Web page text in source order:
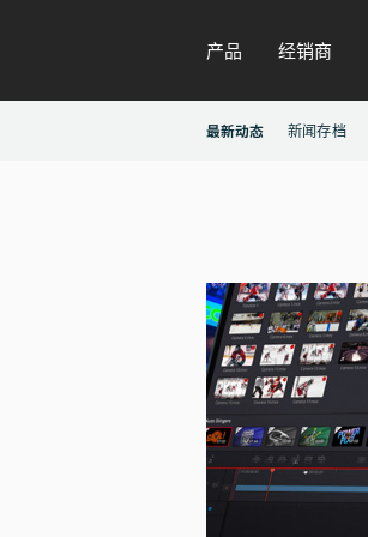
产品 经销商
最新动态 新闻存档